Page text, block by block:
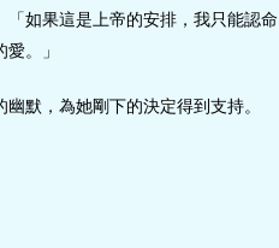
「如果這是上帝的安排，我只能認命
。」
默，為她剛下的決定得到支持。